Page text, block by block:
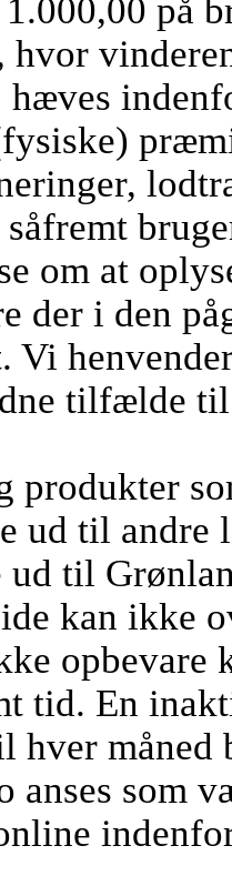
på
hvor
hæves
om at
der i den
Vi
tilfælde til
produkter
ud til andre
til
kan ikke
opbevare
tid. En
hver
anses som